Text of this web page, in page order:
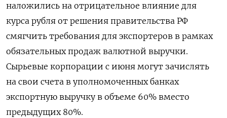
наложились на отрицательное влияние для
курса рубля от решения правительства РФ
смягчить требования для экспортеров в рамках
обязательных продаж валютной выручки.
Сырьевые корпорации с июня могут зачислять
на свои счета в уполномоченных банках
экспортную выручку в объеме 60% вместо
предыдущих 80%.